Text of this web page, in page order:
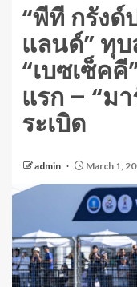
“พีที กรังด์
แลนด์” ทุ
“เบซเซ็ค
แรก – “ม
ระเบิด
admin March 1,